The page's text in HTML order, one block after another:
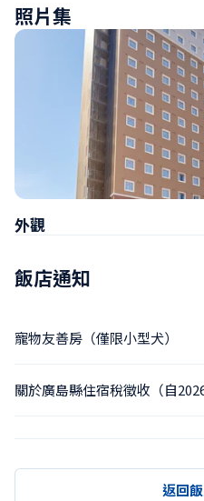
照片集
外觀
飯店通知
寵物友善房（僅限小型犬）
關於廣島縣住宿稅徵收（自
返回